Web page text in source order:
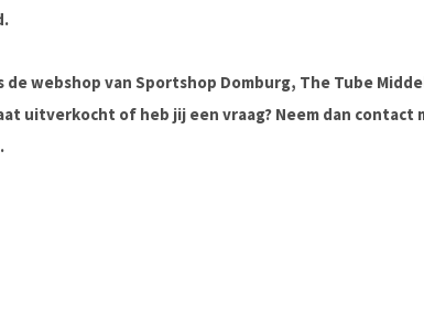
de webshop van Sportshop Domburg, The Tube
uitverkocht of heb jij een vraag? Neem dan contact